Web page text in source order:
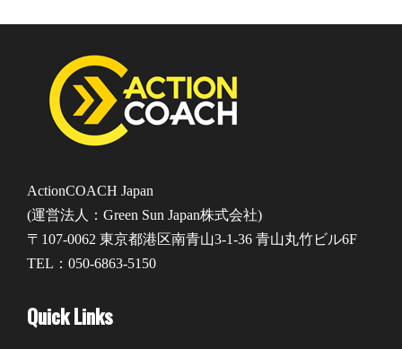
ActionCOACH Japan
(運営法人：Green Sun Japan株式会社)
〒107-0062 東京都港区南青山3-1-36 青山丸竹ビル6F
TEL：050-6863-5150
Quick Links